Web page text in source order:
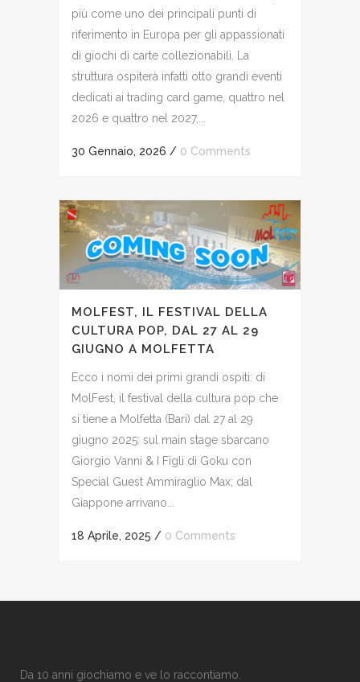
più come uno dei principali punti di
riferimento in Europa per gli appassionati
di giochi di carte collezionabili. La
struttura ospiterà infatti otto grandi eventi
dedicati ai trading card game, quattro nel
2026 e quattro nel 2027,...
30 Gennaio, 2026 / 0 Comments
MOLFEST, IL FESTIVAL DELLA
CULTURA POP, DAL 27 AL 29
GIUGNO A MOLFETTA
Ecco i nomi dei primi grandi ospiti: di
MolFest, il festival della cultura pop che
si tiene a Molfetta (Bari) dal 27 al 29
giugno 2025: sul main stage sbarcano
Giorgio Vanni & I Figli di Goku con
Special Guest Ammiraglio Max; dal
Giappone arrivano...
18 Aprile, 2025 / 0 Comments
Da 10 anni giochiamo e ve lo raccontiamo.